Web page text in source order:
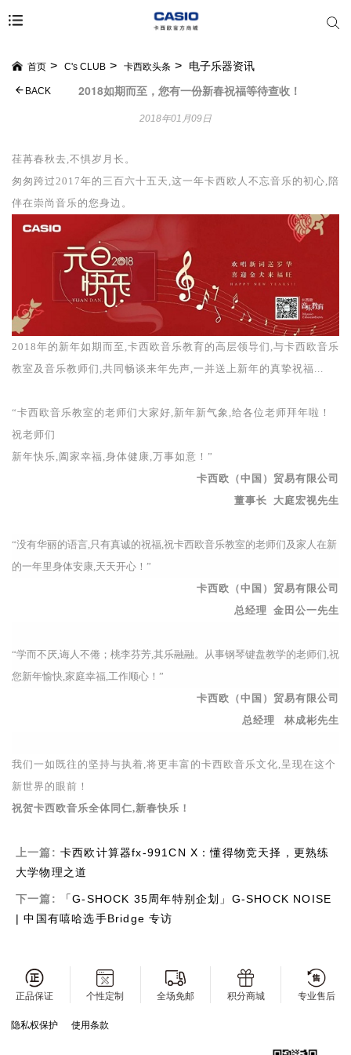
首页 C's CLUB 卡西欧头条 电子乐器资讯
2018如期而至，您有一份新春祝福等待查收！
BACK
2018年01月09日
荏苒春秋去 不惧岁月长 。
匆匆跨过 2017年的三百六十五天 这一年卡西欧人不忘音乐的初心 陪
伴在崇尚音乐的您身边 。
2018年的新年如期而至 ,卡西欧音乐教育的高层领导们 ,与卡西欧音乐
教室及音乐教师们 ,共同畅谈来年先声,一并送上新年的真挚祝福...
“卡西欧音乐教室的老师们大家好,新年新气象,给各位老师拜年啦！
祝老师们
新年快乐,阖家幸福,身体健康,万事如意！ ”
卡西欧（中国）贸易有限公司
董事长 大庭宏视先生
“没有华丽的语言,只有真诚的祝福,祝卡西欧音乐教室的老师们及家人在新
的一年里身体安康,天天开心 ！ ”
卡西欧（中国）贸易有限公司
总经理 金田公一先生
“学而不厌,诲人不倦 ； 桃李芬芳,其乐融融。 从事钢琴键盘教学的老师们,祝
您新年愉快,家庭幸福,工作顺心 ！ ”
卡西欧（中国）贸易有限公司
总经理 林成彬先生
我们一如既往的坚持与执着,将更丰富的卡西欧音乐文化,呈现在这个
新世界的眼前 ！
祝贺卡西欧音乐全体同仁,新春快乐！
上一篇: 卡西欧计算器fx-991CN X：懂得物竞天择，更熟练
大学物理之道
下一篇:
「G-SHOCK 35周年特别企划」G-SHOCK NOISE
| 中国有嘻哈选手Bridge 专访
正品保证 个性定制 全场免邮 积分商城 专业售后
隐私权保护 使用条款